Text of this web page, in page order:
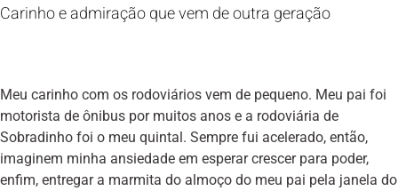
Carinho e admiração que vem de outra geração
Meu carinho com os rodoviários vem de pequeno. Meu pai foi
motorista de ônibus por muitos anos e a rodoviária de
Sobradinho foi o meu quintal. Sempre fui acelerado, então,
imaginem minha ansiedade em esperar crescer para poder,
enfim, entregar a marmita do almoço do meu pai pela janela do